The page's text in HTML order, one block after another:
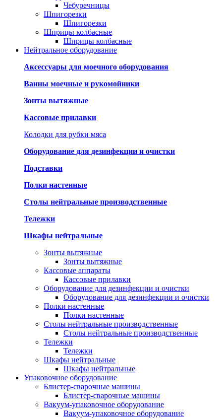
Чебуречницы
Шпигорезки
Шпигорезки
Шприцы колбасные
Шприцы колбасные
Нейтральное оборудование
Аксессуары для моечного оборудования
Ванны моечные и рукомойники
Зонты вытяжные
Кассовые прилавки
Колодки для рубки мяса
Оборудование для дезинфекции и очистки
Подставки
Полки настенные
Столы нейтральные производственные
Тележки
Шкафы нейтральные
Зонты вытяжные
Зонты вытяжные
Кассовые аппараты
Кассовые прилавки
Оборудование для дезинфекции и очистки
Оборудование для дезинфекции и очистки
Полки настенные
Полки настенные
Столы нейтральные производственные
Столы нейтральные производственные
Тележки
Тележки
Шкафы нейтральные
Шкафы нейтральные
Упаковочное оборудование
Блистер-сварочные машины
Блистер-сварочные машины
Вакуум-упаковочное оборудование
Вакуум-упаковочное оборудование